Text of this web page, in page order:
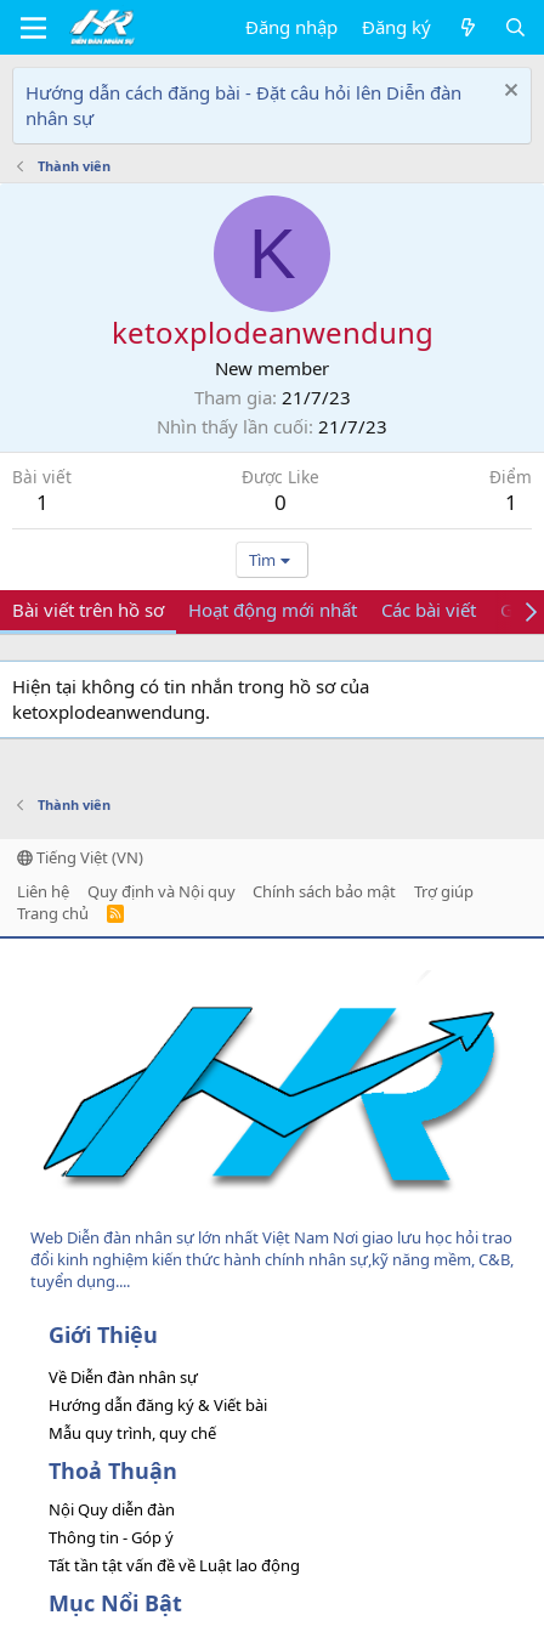
Đăng nhập Đăng ký
Hướng dẫn cách đăng bài - Đặt câu hỏi lên Diễn đàn
nhân sự
Thành viên
K
ketoxplodeanwendung
New member
Tham gia 21/7/23
Nhìn thấy lần cuối 21/7/23
Bài viết
1
Được Like
0
Điểm
1
Tìm
Bài viết trên hồ sơ Hoạt động mới nhất Các bài viết Giới
Hiện tại không có tin nhắn trong hồ sơ của
ketoxplodeanwendung.
Thành viên
Tiếng Việt (VN)
Liên hệ
Quy định và Nội quy Chính sách bảo mật
Trợ giúp
Trang chủ
R
Web Diễn đàn nhân sự lớn nhất Việt Nam Nơi giao lưu học hỏi trao
đổi kinh nghiệm kiến thức hành chính nhân sự,kỹ năng mềm, C&B,
tuyển dụng....
Giới Thiệu
Về Diễn đàn nhân sự
Hướng dẫn đăng ký & Viết bài
Mẫu quy trình, quy chế
Thoả Thuận
Nội Quy diễn đàn
Thông tin - Góp ý
Tất tần tật vấn đề về Luật lao động
Mục Nổi Bật